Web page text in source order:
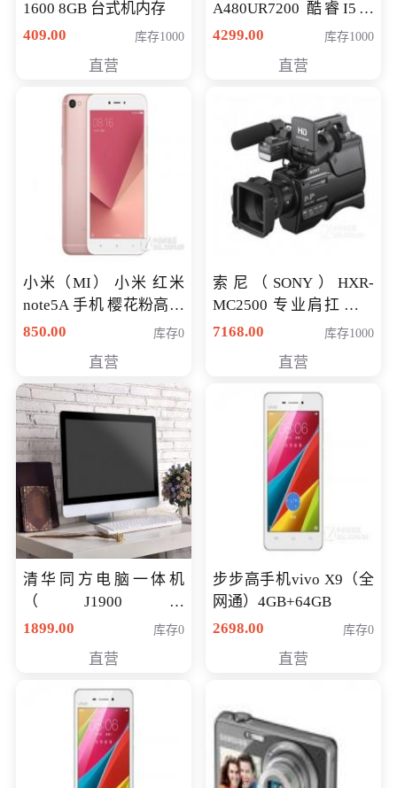
1600 8GB 台式机内存
409.00
库存1000
直营
A480UR7200 酷睿I5超
薄学生办公游戏独显笔
NV930-2G独
4299.00 库存1000
直营
小米（MI） 小米 红米
note5A 手机 樱花粉高配
版 全网通(3G+32G)
850.00 库存0
直营
索尼（SONY）HXR-
MC2500 专业肩扛式存
储卡全高清摄录一体机
清入门级摄像机
7168.00 库存1000
直营
清华同方电脑一体机
（J1900四
核/4G/120G0.8CM厚度
1899.00 库存0
直营
步步高手机vivo X9（全
网通）4GB+64GB
2698.00
库存0
直营